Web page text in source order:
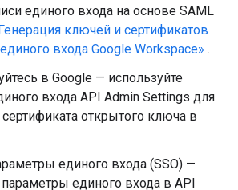
единого входа на основе SAML
ключей и сертификатов
входа Google Workspace» .
в Google — используйте
входа API Admin Settings для
открытого ключа в
единого входа (SSO) —
параметры единого входа в API